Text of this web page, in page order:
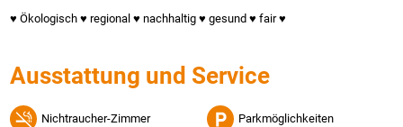
Ausstattung und Service
Nichtraucher-Zimmer Parkmöglichkeiten
♥︎ Ökologisch ♥︎ regional ♥︎ nachhaltig ♥︎ gesund ♥︎ fair ♥︎